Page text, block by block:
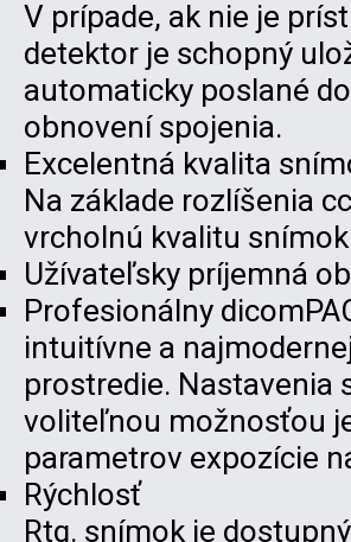
V prípade, ak nie je
detektor je schopný
automaticky poslané
obnovení spojenia.
Excelentná kvalita
Na základe rozlíšenia
vrcholnú kvalitu
Užívateľsky príjemná
Profesionálny
intuitívne a
prostredie. Nastavenia
voliteľnou možnosťou
parametrov expozície
Rýchlosť
Rtg. snímok je